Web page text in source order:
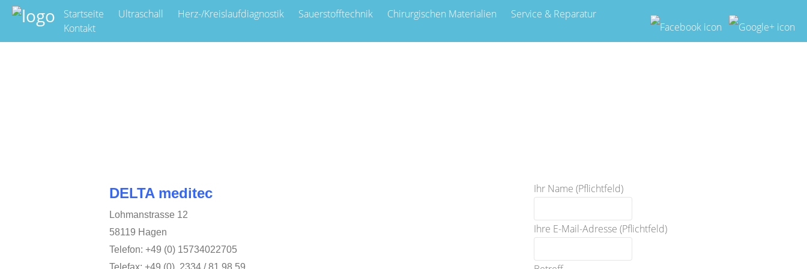
Startseite Ultraschall Herz-/Kreislaufdiagnostik Sauerstofftechnik Chirurgischen Materialien
Service & Reparatur
Kontakt
DELTA meditec
Lohmanstrasse 12
58119 Hagen
Telefon: +49 (0) 15734022705
Telefax: +49 (0) 2334 / 81 98 59
Ihr Name (Pflichtfeld)
Ihre E-Mail-Adresse (Pflichtfeld)